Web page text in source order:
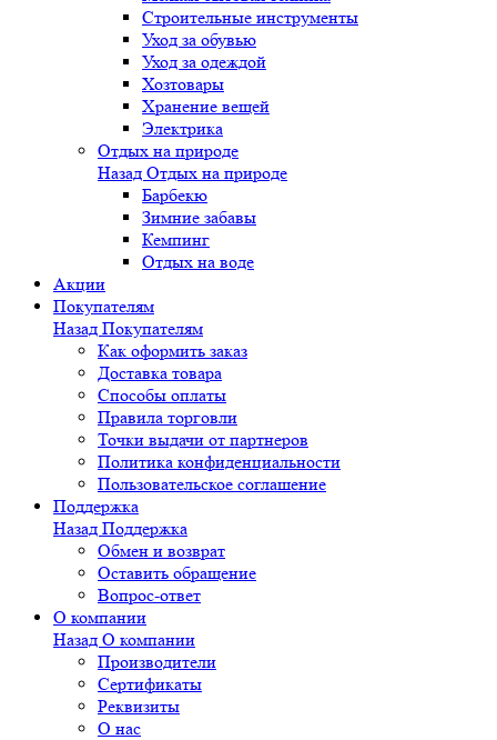
Строительные инструменты
Уход за обувью
Уход за одеждой
Хозтовары
Хранение вещей
Электрика
Отдых на природе
Назад Отдых на природе
Барбекю
Зимние забавы
Кемпинг
Отдых на воде
Акции
Покупателям
Назад Покупателям
Как оформить заказ
Доставка товара
Способы оплаты
Правила торговли
Точки выдачи от партнеров
Политика конфиденциальности
Пользовательское соглашение
Поддержка
Назад Поддержка
Обмен и возврат
Оставить обращение
Вопрос-ответ
О компании
Назад О компании
Производители
Сертификаты
Реквизиты
О нас